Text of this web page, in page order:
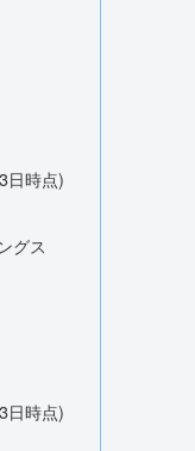
日時点)
グス
日時点)